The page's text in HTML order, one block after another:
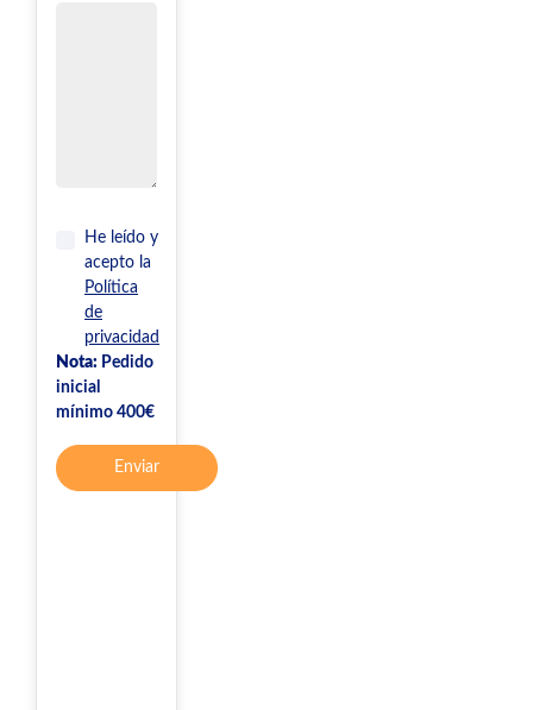
He leído y
acepto la
Política
de
privacidad
Nota: Pedido
inicial
mínimo 400€
Enviar